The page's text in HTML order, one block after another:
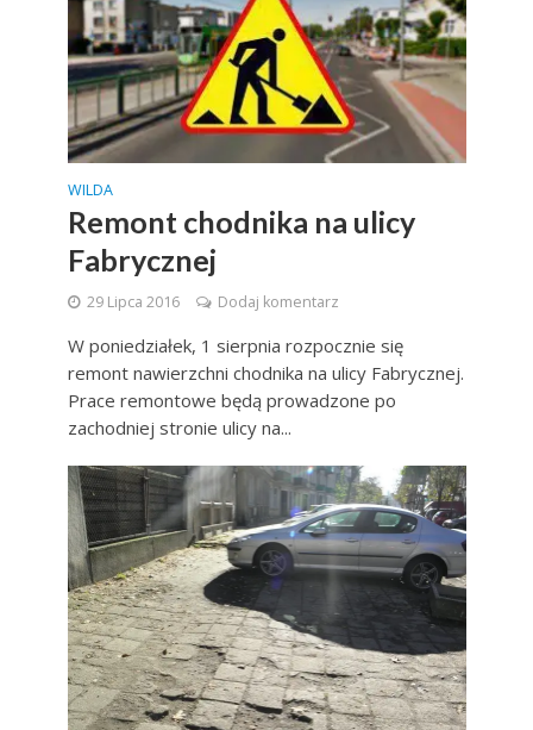
WILDA
Remont chodnika na ulicy
Fabrycznej
29 Lipca 2016 Dodaj komentarz
W poniedziałek, 1 sierpnia rozpocznie się
remont nawierzchni chodnika na ulicy Fabrycznej.
Prace remontowe będą prowadzone po
zachodniej stronie ulicy na...